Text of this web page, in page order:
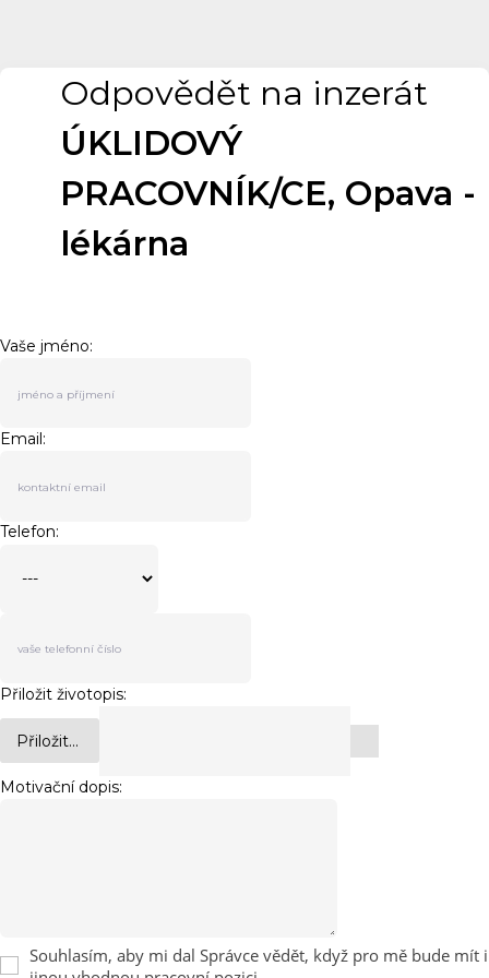
Odpovědět na inzerát
ÚKLIDOVÝ
PRACOVNÍK/CE, Opava -
lékárna
Vaše jméno:
Email:
Telefon:
Přiložit životopis:
Přiložit...
Motivační dopis:
Souhlasím, aby mi dal Správce vědět, když pro mě bude mít i